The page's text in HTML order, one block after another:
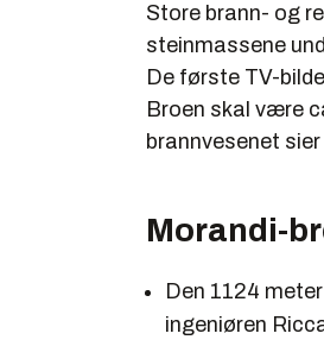
Store brann- og
steinmassene
De første TV-
Broen skal være
brannvesenet
Morandi-
Den 1124
ingeniøren